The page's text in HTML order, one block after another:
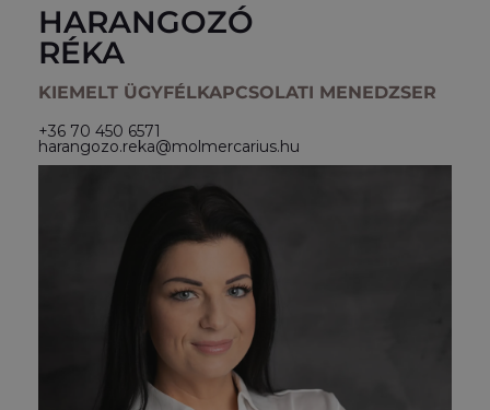
HARANGOZÓ
RÉKA
KIEMELT ÜGYFÉLKAPCSOLATI MENEDZSER
+36 70 450 6571
harangozo.reka@molmercarius.hu